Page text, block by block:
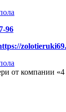
96
от компании